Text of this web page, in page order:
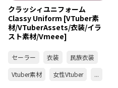
クラッシィユニフォーム
Classy Uniform [VTuber素
材/VTuberAssets/衣装/イラ
スト素材/Vmeee]
セーラー 衣装
民族衣装
Vtuber素材
女性Vtuber ...